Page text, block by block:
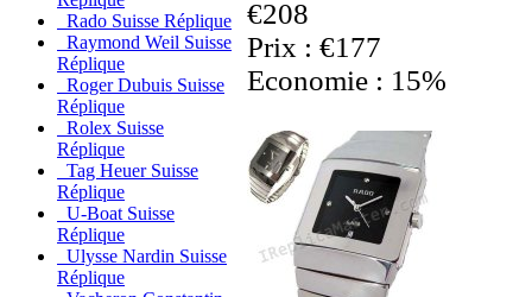
Rado Suisse Réplique
Raymond Weil Suisse
Réplique
Roger Dubuis Suisse
Réplique
Rolex Suisse
Réplique
Tag Heuer Suisse
Réplique
U-Boat Suisse
Réplique
Ulysse Nardin Suisse
Réplique
€208
Prix : €177
Economie : 15%